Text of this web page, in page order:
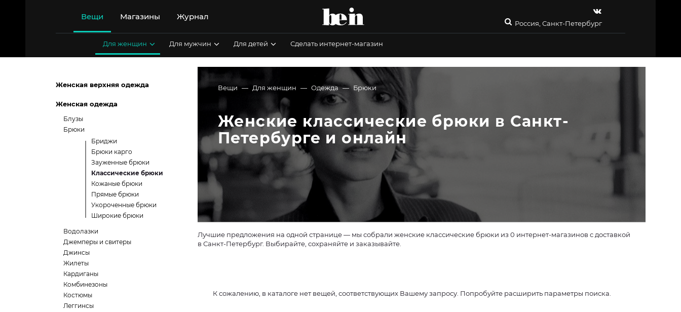
Вещи Магазины Журнал
Россия, Санкт-Петербург
Для женщин Для мужчин Для детей Сделать интернет-магазин
Вещи Для женщин Одежда Брюки
Женские классические брюки в Санкт-
Петербурге и онлайн
Лучшие предложения на одной странице — мы собрали женские классические брюки из 0 интернет-магазинов с доставкой
в Санкт-Петербург. Выбирайте, сохраняйте и заказывайте.
К сожалению, в каталоге нет вещей, соответствующих Вашему запросу. Попробуйте расширить параметры поиска.
Женская верхняя одежда
Женская одежда
Блузы
Брюки
Бриджи
Брюки карго
Зауженные брюки
Классические брюки
Кожаные брюки
Прямые брюки
Укороченные брюки
Широкие брюки
Водолазки
Джемперы и свитеры
Джинсы
Жилеты
Кардиганы
Комбинезоны
Костюмы
Леггинсы